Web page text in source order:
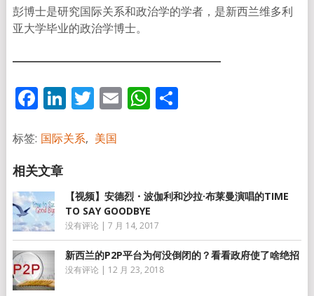
彭博士是研究国际关系和政治学的学者，是新西兰维多利
亚大学毕业的政治学博士。
Facebook
LinkedIn
Twitter
EmailWhatsApp
分
标签: 国际关系, 美国
【视频】安德烈・波伽利和沙拉·布莱曼演唱的TIME
TO SAY GOODBYE
没有评论 | 7 月 14, 2017
新西兰的P2P平台为何没倒闭的？看看政府使了啥绝招
没有评论 | 12 月 23, 2018